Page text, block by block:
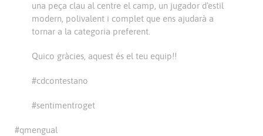
una peça clau al centre el camp, un jugador d'estil
modern, polivalent i complet que ens ajudarà a
tornar a la categoria preferent.
Quico gràcies, aquest és el teu equip!!
#cdcontestano
#sentimentroget
#qmengual